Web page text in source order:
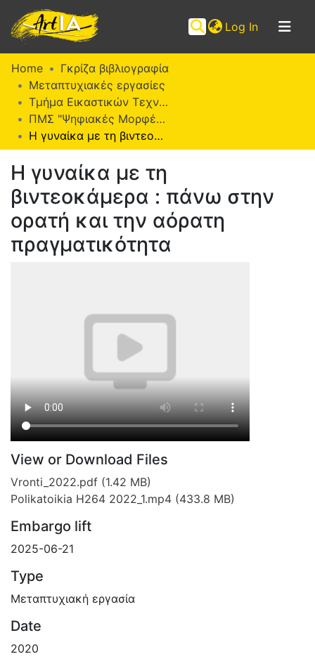
Log In (current)
Communities
Collections
Browse ArtIA
Statistics
Home
Γκρίζα βιβλιογραφία
Μεταπτυχιακές εργασίες
Τμήμα Εικαστικών Τεχνών
ΠΜΣ "Ψηφιακές Μορφές Τέχνης" (ΨΜΤ)
Η γυναίκα με τη βιντεοκάμερα : πάνω στην ορατή και την αόρατη πραγματικότητα
Η γυναίκα με τη
βιντεοκάμερα : πάνω στην
ορατή και την αόρατη
πραγματικότητα
View or Download Files
Vronti_2022.pdf (1.42 MB)
Polikatoikia H264 2022_1.mp4 (433.8 MB)
Embargo lift
2025-06-21
Type
Μεταπτυχιακή εργασία
Date
2020